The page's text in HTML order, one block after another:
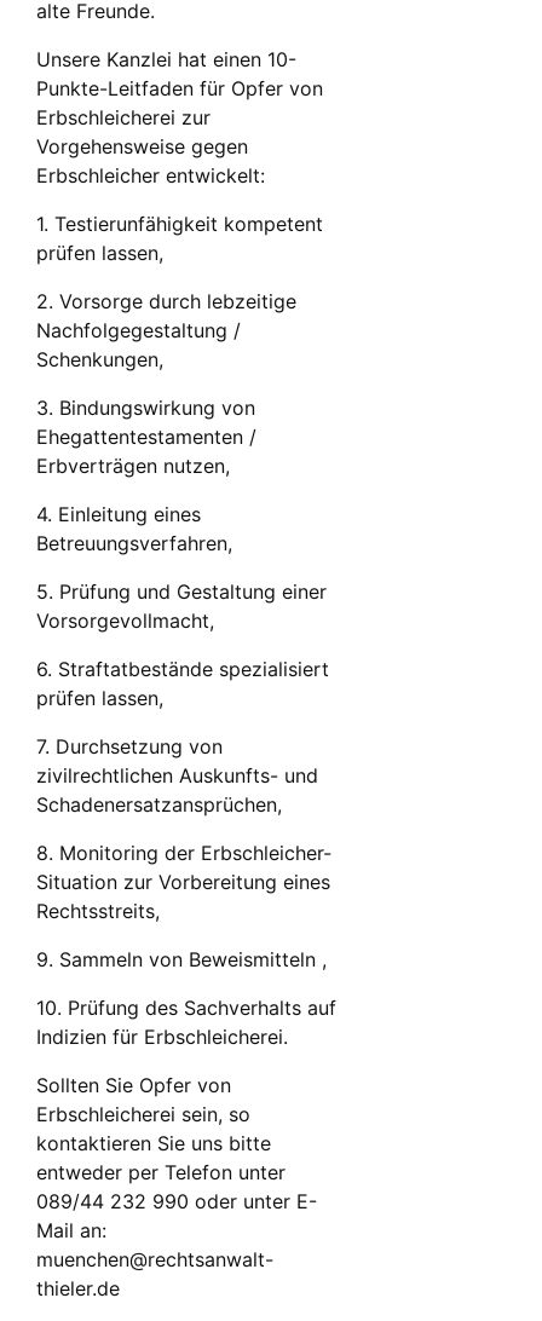
alte Freunde.
Unsere Kanzlei hat einen 10-
Punkte-Leitfaden für Opfer von
Erbschleicherei zur
Vorgehensweise gegen
Erbschleicher entwickelt:
1. Testierunfähigkeit kompetent
prüfen lassen,
2. Vorsorge durch lebzeitige
Nachfolgegestaltung /
Schenkungen,
3. Bindungswirkung von
Ehegattentestamenten /
Erbverträgen nutzen,
4. Einleitung eines
Betreuungsverfahren,
5. Prüfung und Gestaltung einer
Vorsorgevollmacht,
6. Straftatbestände spezialisiert
prüfen lassen,
7. Durchsetzung von
zivilrechtlichen Auskunfts- und
Schadenersatzansprüchen,
8. Monitoring der Erbschleicher-
Situation zur Vorbereitung eines
Rechtsstreits,
9. Sammeln von Beweismitteln ,
10. Prüfung des Sachverhalts auf
Indizien für Erbschleicherei.
Sollten Sie Opfer von
Erbschleicherei sein, so
kontaktieren Sie uns bitte
entweder per Telefon unter
089/44 232 990 oder unter E-
Mail an:
muenchen@rechtsanwalt-
thieler.de